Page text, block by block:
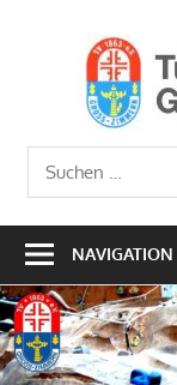
Turnverein
1863
Groß-
Suchen
nach:
NAVIGATION